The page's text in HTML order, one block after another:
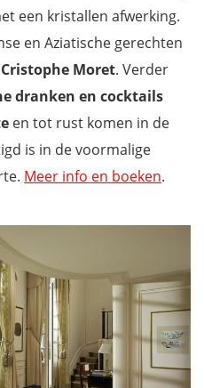
een kristallen afwerking.
en Aziatische gerechten
Moret. Verder
dranken en cocktails
en tot rust komen in de
is in de voormalige
Meer info en boeken.